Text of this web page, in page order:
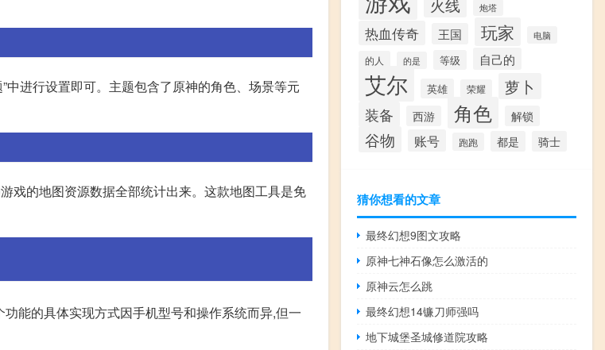
中进行设置即可。主题包含了原神的角色、场景等元
戏的地图资源数据全部统计出来。这款地图工具是免
能的具体实现方式因手机型号和操作系统而异,但一
炮塔
热血传奇 王国 玩家 电脑
的人 的是 等级 自己的
艾尔 英雄 荣耀 萝卜
装备 西游 角色 解锁
谷物 账号 跑跑 都是 骑士
猜你想看的文章
最终幻想9图文攻略
原神七神石像怎么激活的
原神云怎么跳
最终幻想14镰刀师强吗
地下城堡圣城修道院攻略